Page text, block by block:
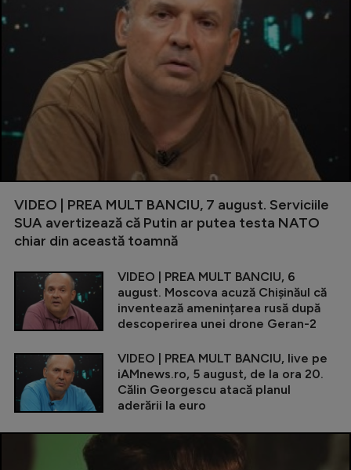
VIDEO | PREA MULT BANCIU, 7 august. Serviciile
SUA avertizează că Putin ar putea testa NATO
chiar din această toamnă
VIDEO | PREA MULT BANCIU, 6
august. Moscova acuză Chișinăul că
inventează amenințarea rusă după
descoperirea unei drone Geran-2
VIDEO | PREA MULT BANCIU, live pe
iAMnews.ro, 5 august, de la ora 20.
Călin Georgescu atacă planul
aderării la euro